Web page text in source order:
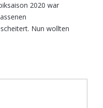
2020 war
Nun wollten